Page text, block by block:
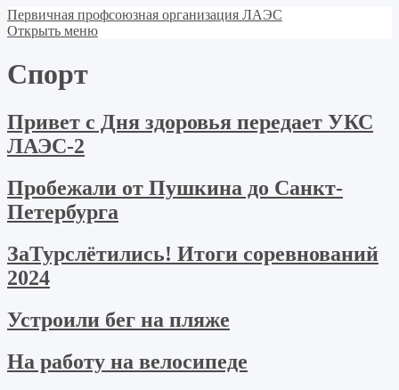
Первичная профсоюзная организация ЛАЭС
Открыть меню
Спорт
Привет с Дня здоровья передает УКС
ЛАЭС-2
Пробежали от Пушкина до Санкт-
Петербурга
ЗаТурслётились! Итоги соревнований
2024
Устроили бег на пляже
На работу на велосипеде